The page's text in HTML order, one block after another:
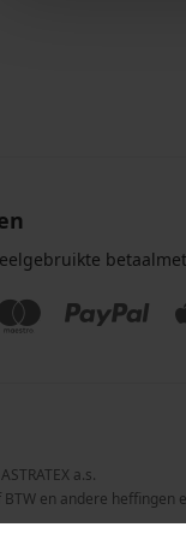
a.s.
en andere heffingen